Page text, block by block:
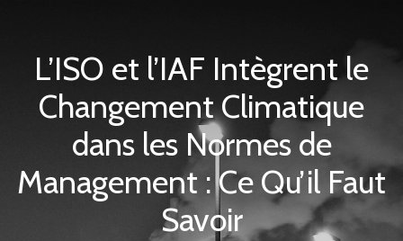
L’ISO et l’IAF Intègrent le
Changement Climatique
dans les Normes de
Management : Ce Qu’il Faut
Savoir